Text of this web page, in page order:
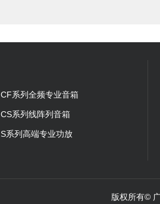
CF系列全频专业音箱
CS系列线阵列音箱
S系列高端专业功放
版权所有©